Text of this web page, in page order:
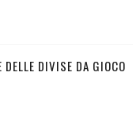
DELLE DIVISE DA GIOCO